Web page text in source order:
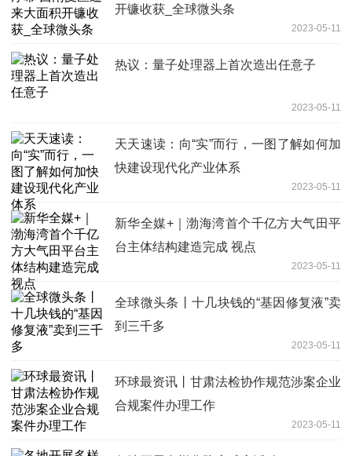
开镰收获_全球微头条
2023-05-11
热议：量子处理器上首次造出任意子
2023-05-11
天天速读：向“实”而行，一图了解如何加
快建设现代化产业体系
2023-05-11
新华全媒+｜渤海湾首个千亿方大气田平
台主体结构建造完成 视点
2023-05-11
全球微头条丨十几块钱的“基因修复液”卖
到三千多
2023-05-11
环球最资讯丨甘肃法检协作规范涉案企业
合规案件办理工作
2023-05-11